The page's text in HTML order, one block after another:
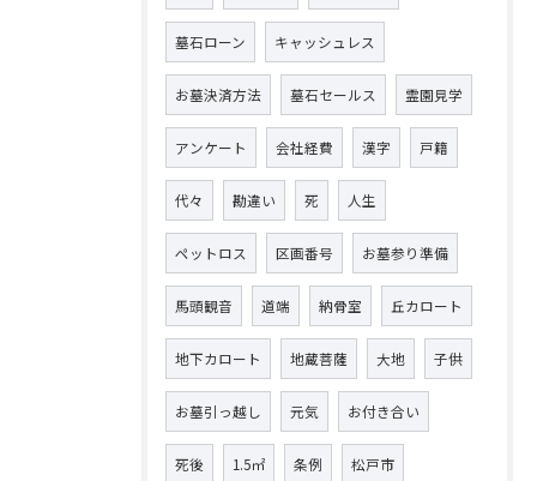
墓石ローン キャッシュレス
お墓決済方法 墓石セールス 霊園見学
アンケート 会社経費 漢字 戸籍
代々 勘違い 死 人生
ペットロス 区画番号 お墓参り準備
馬頭観音 道端 納骨室 丘カロート
地下カロート 地蔵菩薩 大地 子供
お墓引っ越し 元気 お付き合い
死後 1.5㎡ 条例 松戸市